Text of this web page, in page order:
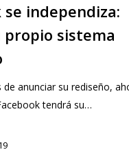
se independiza:
propio sistema
de anunciar su rediseño,
tendrá su…